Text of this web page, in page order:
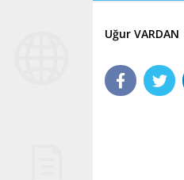
Uğur VARDAN